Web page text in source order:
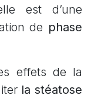
est d’une
de phase
effets de la
la stéatose